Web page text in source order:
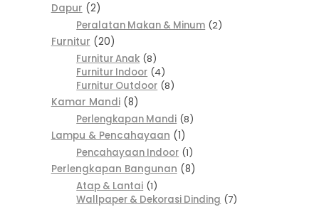
Dapur
2
Peralatan Makan & Minum 2
Furnitur
20
Furnitur Anak 8
Furnitur Indoor 4
Furnitur Outdoor 8
Kamar Mandi 8
Perlengkapan Mandi 8
Lampu & Pencahayaan
1
Pencahayaan Indoor 1
Perlengkapan Bangunan
8
Atap & Lantai 1
Wallpaper & Dekorasi Dinding 7